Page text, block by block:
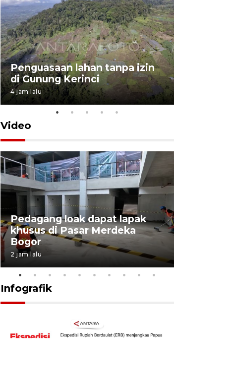
Penguasaan lahan tanpa izin
di Gunung Kerinci
4 jam lalu
Video
Pedagang loak dapat lapak
khusus di Pasar Merdeka
Bogor
2 jam lalu
Infografik